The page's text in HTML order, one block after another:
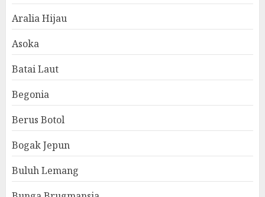
Aralia Hijau
Asoka
Batai Laut
Begonia
Berus Botol
Bogak Jepun
Buluh Lemang